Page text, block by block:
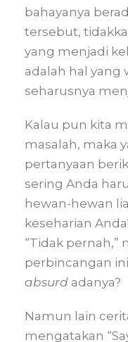
bahayanya
tersebut,
yang menjadi
adalah hal yang
seharusnya
Kalau pun kita
masalah, maka
pertanyaan
sering Anda
hewan-hewan
keseharian
“Tidak pernah,”
perbincangan
absurd adanya?
Namun lain
mengatakan